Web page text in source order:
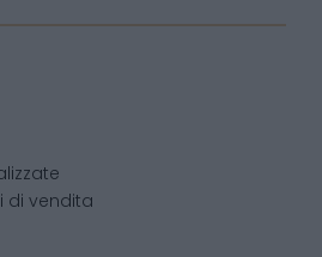
di vendita